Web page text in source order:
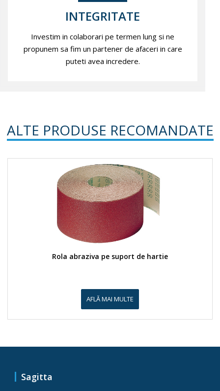
INTEGRITATE
Investim in colaborari pe termen lung si ne
propunem sa fim un partener de afaceri in care
puteti avea incredere.
ALTE PRODUSE RECOMANDATE
Rola abraziva pe suport de hartie
AFLĂ MAI MULTE
Sagitta